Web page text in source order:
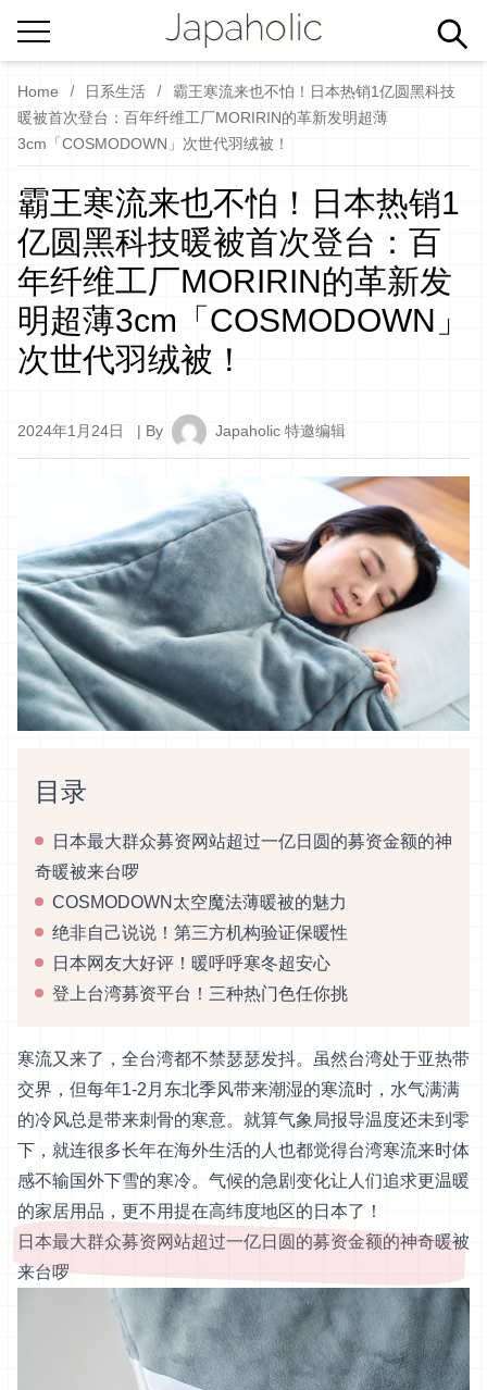
Home 日系生活
霸王寒流来也不怕！日本热销1亿圆黑科技
暖被首次登台：百年纤维工厂MORIRIN的革新发明超薄
3cm「COSMODOWN」次世代羽绒被！
霸王寒流来也不怕！日本热销1
亿圆黑科技暖被首次登台：百
年纤维工厂MORIRIN的革新发
明超薄3cm「COSMODOWN」
次世代羽绒被！
2024年1月24日 | By Japaholic 特邀编辑
目录
日本最大群众募资网站超过一亿日圆的募资金额的神
奇暖被来台啰
COSMODOWN太空魔法薄暖被的魅力
绝非自己说说！第三方机构验证保暖性
日本网友大好评！暖呼呼寒冬超安心
登上台湾募资平台！三种热门色任你挑
寒流又来了，全台湾都不禁瑟瑟发抖。虽然台湾处于亚热带
交界，但每年1-2月东北季风带来潮湿的寒流时，水气满满
的冷风总是带来刺骨的寒意。就算气象局报导温度还未到零
下，就连很多长年在海外生活的人也都觉得台湾寒流来时体
感不输国外下雪的寒冷。气候的急剧变化让人们追求更温暖
的家居用品，更不用提在高纬度地区的日本了！
日本最大群众募资网站超过一亿日圆的募资金额的神奇暖被
来台啰